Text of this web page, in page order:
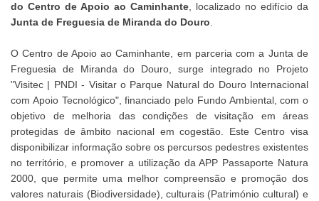
do Centro de Apoio ao Caminhante , localizado no edifício da
Junta de Freguesia de Miranda do Douro
O Centro de Apoio ao Caminhante, em parceria com a Junta de
Freguesia de Miranda do Douro, surge integrado no Projeto
"Visitec | PNDI - Visitar o Parque Natural do Douro Internacional
com Apoio Tecnológico", financiado pelo Fundo Ambiental, com o
objetivo de melhoria das condições de visitação em áreas
protegidas de âmbito nacional em cogestão. Este Centro visa
disponibilizar informação sobre os percursos pedestres existentes
no território, e promover a utilização da APP Passaporte Natura
2000, que permite uma melhor compreensão e promoção dos
valores naturais (Biodiversidade), culturais (Património cultural) e